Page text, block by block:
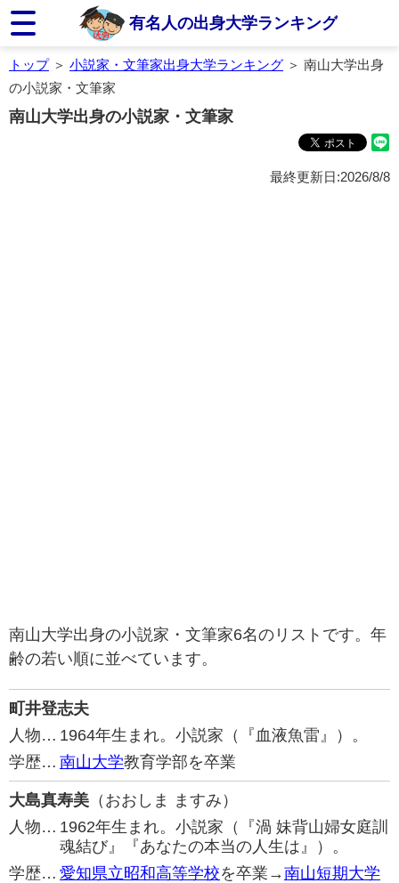
有名人の出身大学ランキング
トップ＞ 小説家・文筆家出身大学ランキング ＞ 南山大学出身
の小説家・文筆家
南山大学出身の小説家・文筆家
最終更新日:2026/8/8
南山大学出身の小説家・文筆家6名のリストです。年
齢の若い順に並べています。
町井登志夫
人物… 1964年生まれ。小説家（『血液魚雷』）。
学歴… 南山大学教育学部を卒業
大島真寿美 （おおしま ますみ）
人物… 1962年生まれ。小説家（『渦 妹背山婦女庭訓
魂結び』『あなたの本当の人生は』）。
学歴… 愛知県立昭和高等学校を卒業→南山短期大学